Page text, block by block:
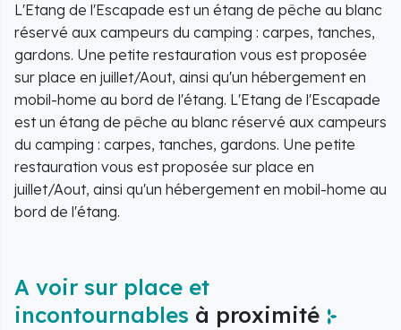
L'Etang de l'Escapade est un étang de pêche au blanc
réservé aux campeurs du camping : carpes, tanches,
gardons. Une petite restauration vous est proposée
sur place en juillet/Aout, ainsi qu'un hébergement en
mobil-home au bord de l'étang. L'Etang de l'Escapade
est un étang de pêche au blanc réservé aux campeurs
du camping : carpes, tanches, gardons. Une petite
restauration vous est proposée sur place en
juillet/Aout, ainsi qu'un hébergement en mobil-home au
bord de l'étang.
A voir sur place et
incontournables à proximité